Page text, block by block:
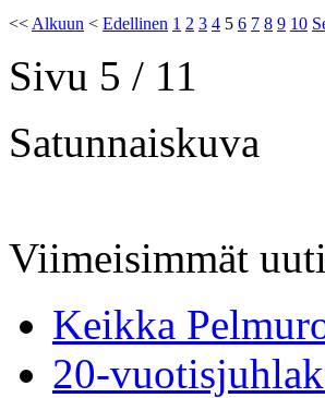
<< Alkuun < Edellinen 1 2 3 4 5 6 7 8 9 10
Sivu 5 / 11
Satunnaiskuva
Viimeisimmät
Keikka
20-